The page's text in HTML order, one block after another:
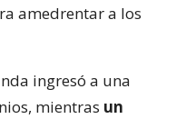
amedrentar a los
ingresó a una
mientras un